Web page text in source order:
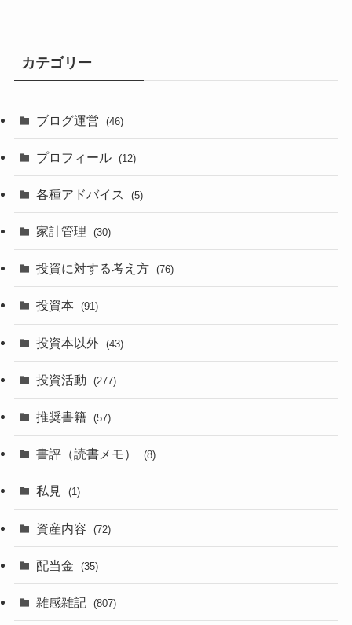
カテゴリー
ブログ運営 (46)
プロフィール (12)
各種アドバイス (5)
家計管理 (30)
投資に対する考え方 (76)
投資本 (91)
投資本以外 (43)
投資活動 (277)
推奨書籍 (57)
書評（読書メモ） (8)
私見 (1)
資産内容 (72)
配当金 (35)
雑感雑記 (807)